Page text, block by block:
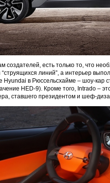
создателей, есть только то, что
линий”, а интерьер
Hyundai в Рюссельсхайме – шоу-кар
HED-9). Кроме того, Intrado –
ставшего президентом и шеф-